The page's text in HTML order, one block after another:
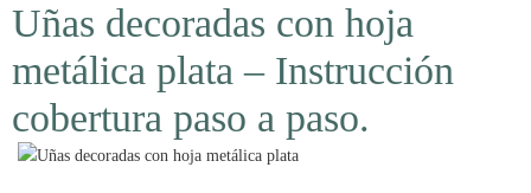
Uñas decoradas con hoja
metálica plata – Instrucción
cobertura paso a paso.